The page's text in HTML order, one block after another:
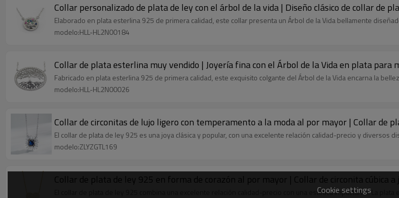
Collar personalizado de plata de ley con el árbol de la vida | Diseño clásico de collar de
Elaborado en plata esterlina 925 de primera calidad, este collar presenta un Árbol de la Vida bellamente
modelo:HLL-HL2N00184
Collar de plata esterlina muy vendido | Joyería fina con el Árbol de la Vida en plata para
Fabricado en plata esterlina 925 de primera calidad, este exquisito colgante del Árbol de la Vida encarna la
modelo:HLL-HL2N00026
Collar de circonitas de lujo ligero con temperamento a la moda al por mayor | Collar de
El collar de plata de ley 925 es una joya clásica y popular, con una excelente relación calidad-precio y diversos
modelo:ZLYZGTL169
Collar de plata de ley 925 en forma de corazón al por mayor | Collar de circonita cúbica
El collar de plata de ley 925 combina una excelente relación calidad-precio con una estética impactante. La
Cookie settings